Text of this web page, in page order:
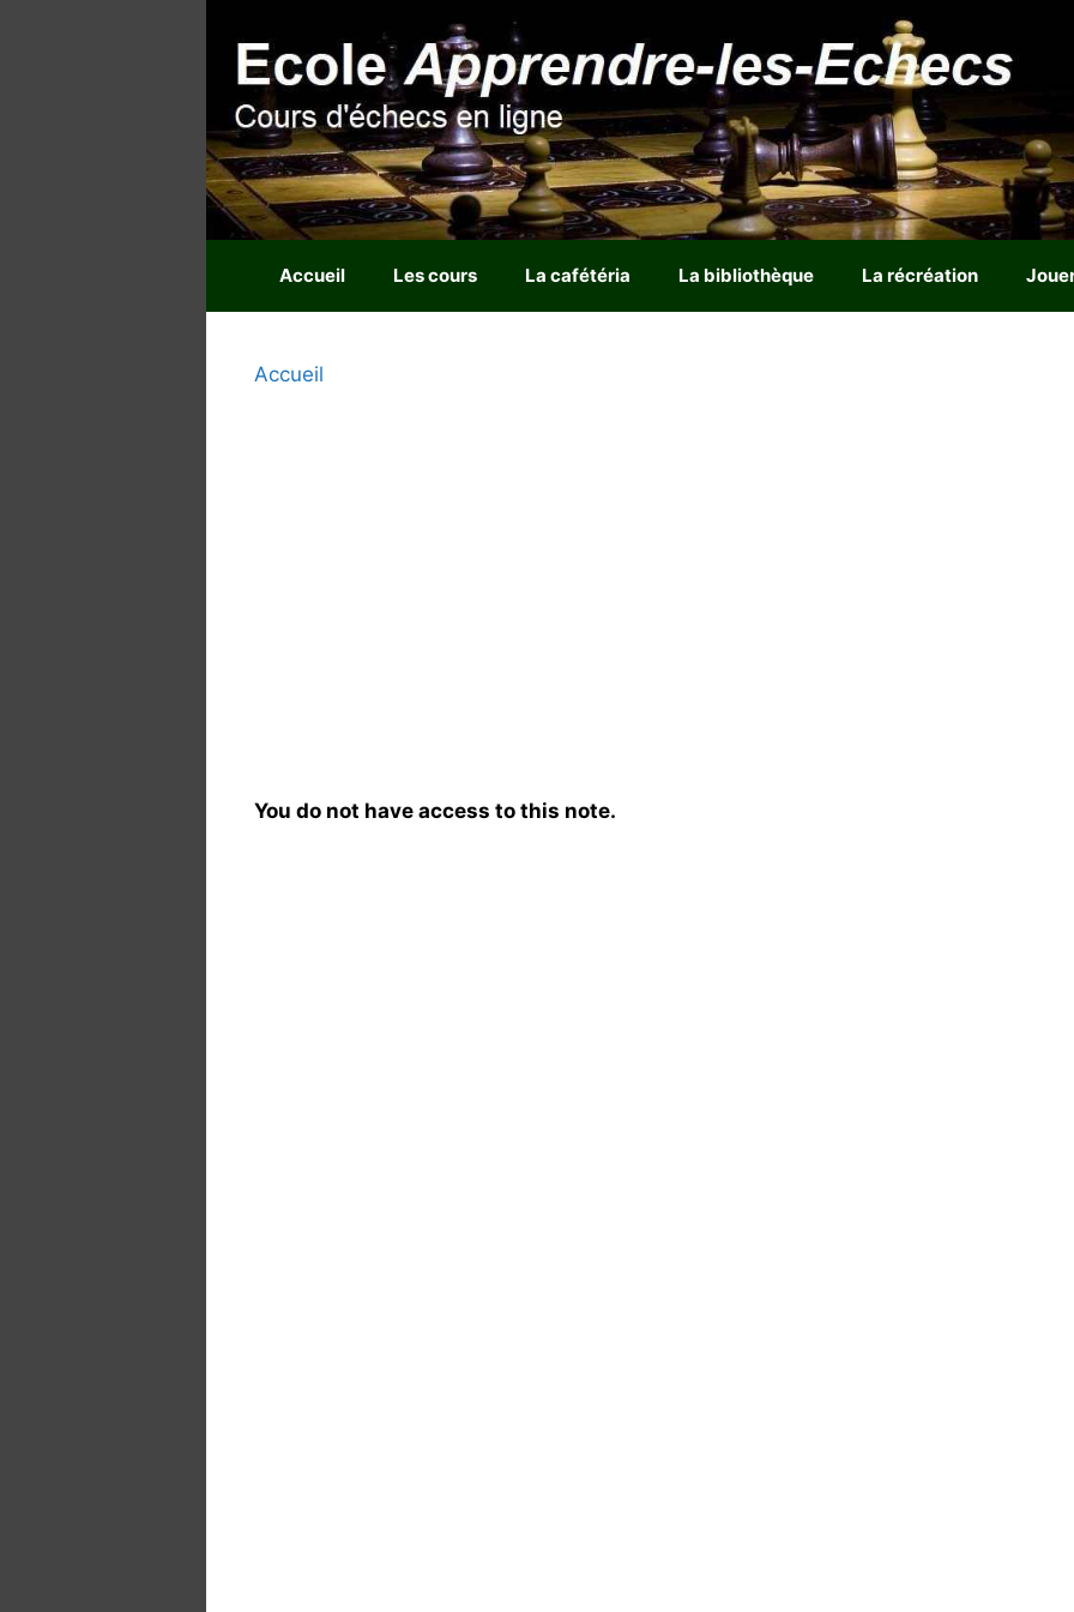
Accueil Les cours La cafétéria La bibliothèque La récréation
Accueil
You do not have access to this note.